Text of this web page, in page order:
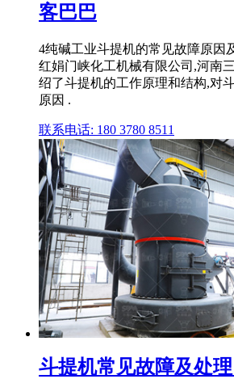
客巴巴
4纯碱工业斗提机的常见故障原因
红娟门峡化工机械有限公司,河南
绍了斗提机的工作原理和结构,对
原因 .
联系电话: 180 3780 8511
斗提机常见故障及处